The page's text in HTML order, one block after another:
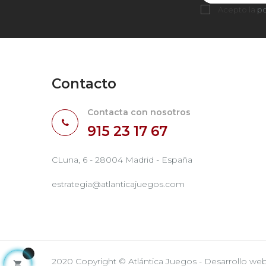
Acepto la
Contacto
Contacta con nosotros
915 23 17 67
CLuna, 6 - 28004 Madrid - España
estrategia@atlanticajuegos.com
2020 Copyright © Atlántica Juegos - Desarrollo